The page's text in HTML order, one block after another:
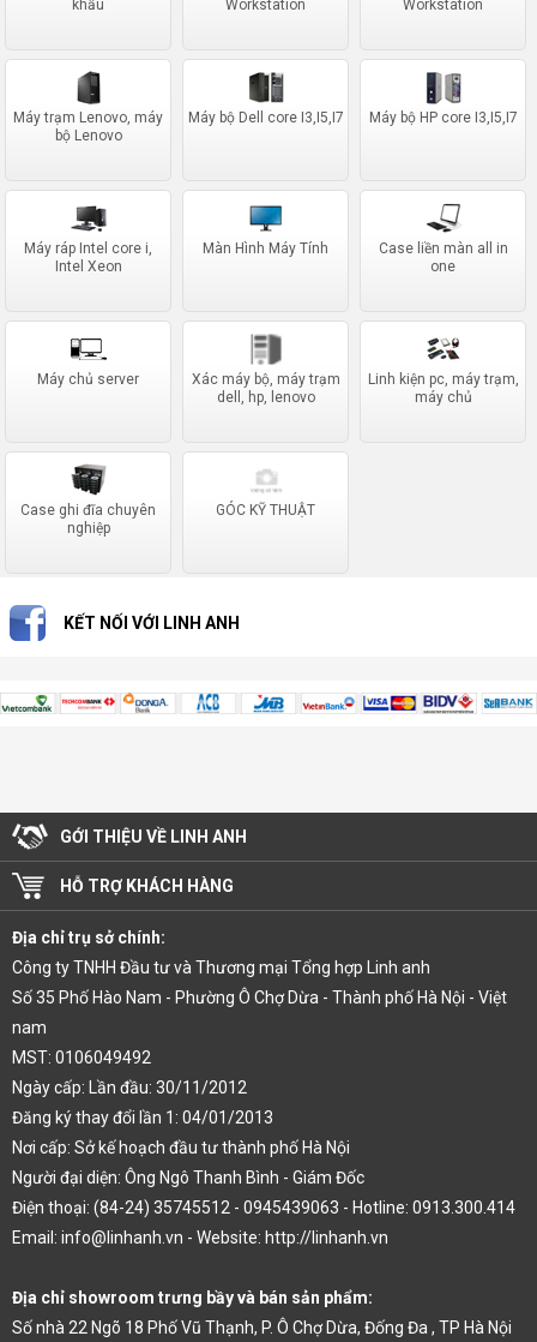
khẩu
Workstation
Workstation
Máy trạm Lenovo, máy
bộ Lenovo
Máy bộ Dell core I3,I5,I7 Máy bộ HP core I3,I5,I7
Máy ráp Intel core i,
Intel Xeon
Màn Hình Máy Tính
Case liền màn all in
one
Máy chủ server
Xác máy bộ, máy trạm
dell, hp, lenovo
Linh kiện pc, máy trạm,
máy chủ
Case ghi đĩa chuyên
nghiệp
GÓC KỸ THUẬT
KẾT NỐI VỚI LINH ANH
GỚI THIỆU VỀ LINH ANH
HỖ TRỢ KHÁCH HÀNG
Địa chỉ trụ sở chính:
Công ty TNHH Đầu tư và Thương mại Tổng hợp Linh anh
Số 35 Phố Hào Nam - Phường Ô Chợ Dừa - Thành phố Hà Nội - Việt
nam
MST: 0106049492
Ngày cấp: Lần đầu: 30/11/2012
Đăng ký thay đổi lần 1: 04/01/2013
Nơi cấp: Sở kế hoạch đầu tư thành phố Hà Nội
Người đại diện: Ông Ngô Thanh Bình - Giám Đốc
Điện thoại: (84-24) 35745512 - 0945439063 - Hotline: 0913.300.414
Email: info@linhanh.vn - Website: http://linhanh.vn
Địa chỉ showroom trưng bầy và bán sản phẩm:
Số nhà 22 Ngõ 18 Phố Vũ Thạnh, P. Ô Chợ Dừa, Đống Đa , TP Hà Nội